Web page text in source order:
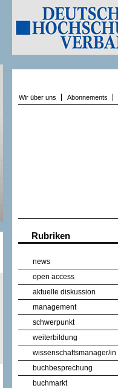
Wir über uns Abonnements
Rubriken
news
open access
aktuelle diskussion
management
schwerpunkt
weiterbildung
wissenschaftsmanager/in
buchbesprechung
buchmarkt